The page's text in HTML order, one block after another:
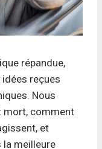
répandue,
reçues
Nous
mort, comment
et
la meilleure